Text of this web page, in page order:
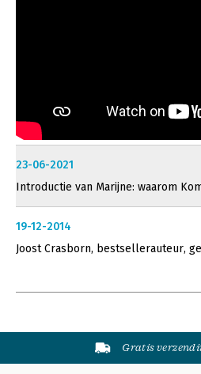
23-06-2021
Introductie van Marijne: waarom
19-12-2014
Joost Crasborn, bestsellerauteur,
Gratis